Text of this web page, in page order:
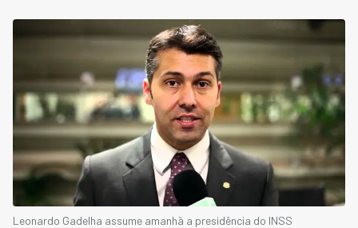
Leonardo Gadelha assume amanhã a presidência do INSS